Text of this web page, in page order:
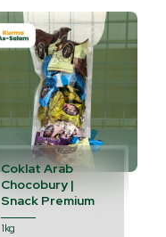
Coklat Arab
Chocobury |
Snack Premium
1kg